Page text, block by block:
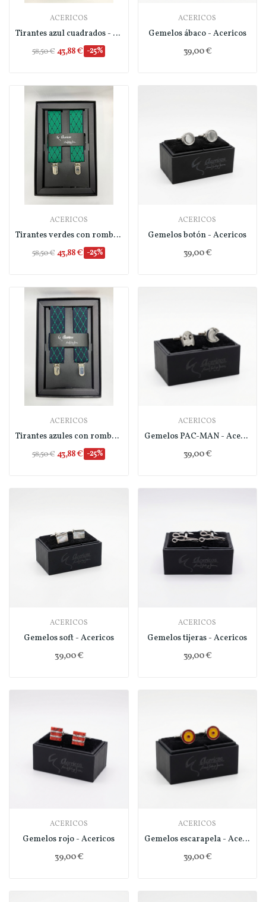
ACERICOS
Tirantes azul cuadrados - Acericos
58,50 € 43,88 € -25%
ACERICOS
Gemelos ábaco - Acericos
39,00 €
ACERICOS
Tirantes verdes con rombos - Acericos
58,50 € 43,88 € -25%
ACERICOS
Gemelos botón - Acericos
39,00 €
ACERICOS
Tirantes azules con rombos - Acericos
58,50 € 43,88 € -25%
ACERICOS
Gemelos PAC-MAN - Acericos
39,00 €
ACERICOS
Gemelos soft - Acericos
39,00 €
ACERICOS
Gemelos tijeras - Acericos
39,00 €
ACERICOS
Gemelos rojo - Acericos
39,00 €
ACERICOS
Gemelos escarapela - Acericos
39,00 €